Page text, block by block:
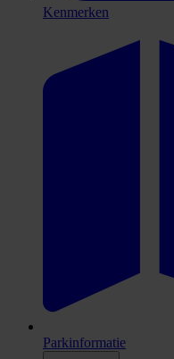
Kenmerken
Parkinformatie